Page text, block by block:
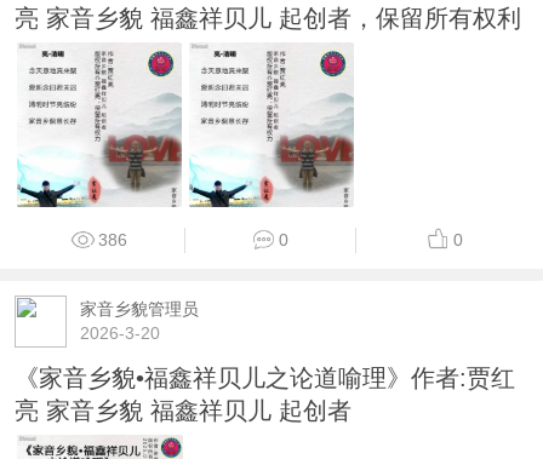
亮 家音乡貌 福鑫祥贝儿 起创者，保留所有权利
386 0 0
家音乡貌管理员
2026-3-20
《家音乡貌•福鑫祥贝儿之论道喻理》作者:贾红
亮 家音乡貌 福鑫祥贝儿 起创者